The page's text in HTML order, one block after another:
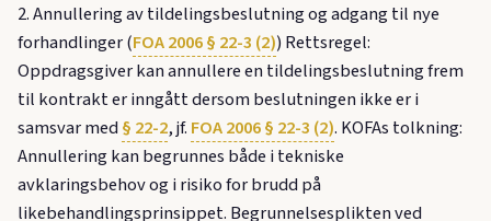
2. Annullering av tildelingsbeslutning og adgang til nye
forhandlinger (FOA 2006 § 22-3 (2)) Rettsregel:
Oppdragsgiver kan annullere en tildelingsbeslutning frem
til kontrakt er inngått dersom beslutningen ikke er i
samsvar med§ 22-2, jf. FOA 2006 § 22-3 (2). KOFAs tolkning:
Annullering kan begrunnes både i tekniske
avklaringsbehov og i risiko for brudd på
likebehandlingsprinsippet. Begrunnelsesplikten ved